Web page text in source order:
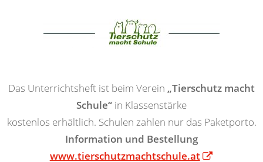
Das Unterrichtsheft ist beim Verein „Tierschutz macht
Schule“ in Klassenstärke
kostenlos erhältlich. Schulen zahlen nur das Paketporto.
Information und Bestellung
www.tierschutzmachtschule.at